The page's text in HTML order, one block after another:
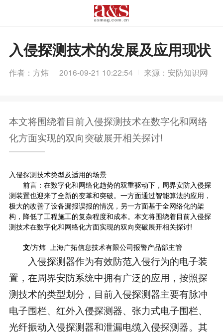
入侵探测技术的发展及应用现状
作者：方炜 2016-09-21 10:22:54 来源：安防知识网
本文将围绕着目前入侵探测技术在数字化和网络
化方面实现的双向突破展开相关探讨!
入侵探测技术类型及适用的场景
前言：在数字化和网络化趋势的双重驱动下，周界安防入侵探
测装置也迎来了全新的变革和突破。一方面通过智能算法的应用，
极大的改善了设备漏报误报的情况，另一方面基于全网络化的架
构，降低了工程施工的复杂程度和成本。本文将围绕着目前入侵探
测技术在数字化和网络化方面实现的双向突破展开相关探讨!
文/方炜 上海广拓信息技术有限公司报警产品部主管
入侵探测器作为有效防范入侵行为的电子装
置，在周界安防系统中拥有广泛的应用，按照探
测技术的类型划分，目前入侵探测器主要有脉冲
电子围栏、红外入侵探测器、张力式电子围栏、
光纤振动入侵探测器和泄漏电缆入侵探测器。其